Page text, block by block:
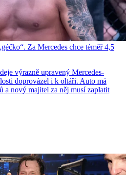
Za Mercedes chce téměř 4,5
výrazně upravený Mercedes-
doprovázel i k oltáři. Auto má
a nový majitel za něj musí zaplatit